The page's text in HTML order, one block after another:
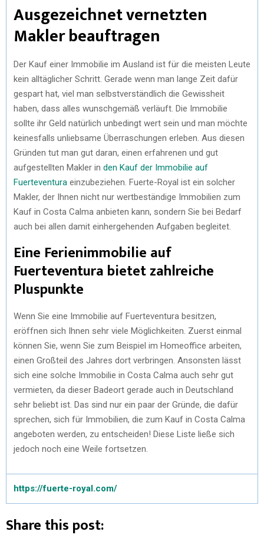
Ausgezeichnet vernetzten
Makler beauftragen
Der Kauf einer Immobilie im Ausland ist für die meisten Leute
kein alltäglicher Schritt. Gerade wenn man lange Zeit dafür
gespart hat, viel man selbstverständlich die Gewissheit
haben, dass alles wunschgemäß verläuft. Die Immobilie
sollte ihr Geld natürlich unbedingt wert sein und man möchte
keinesfalls unliebsame Überraschungen erleben. Aus diesen
Gründen tut man gut daran, einen erfahrenen und gut
aufgestellten Makler in den Kauf der Immobilie auf
Fuerteventura einzubeziehen. Fuerte-Royal ist ein solcher
Makler, der Ihnen nicht nur wertbeständige Immobilien zum
Kauf in Costa Calma anbieten kann, sondern Sie bei Bedarf
auch bei allen damit einhergehenden Aufgaben begleitet.
Eine Ferienimmobilie auf
Fuerteventura bietet zahlreiche
Pluspunkte
Wenn Sie eine Immobilie auf Fuerteventura besitzen,
eröffnen sich Ihnen sehr viele Möglichkeiten. Zuerst einmal
können Sie, wenn Sie zum Beispiel im Homeoffice arbeiten,
einen Großteil des Jahres dort verbringen. Ansonsten lässt
sich eine solche Immobilie in Costa Calma auch sehr gut
vermieten, da dieser Badeort gerade auch in Deutschland
sehr beliebt ist. Das sind nur ein paar der Gründe, die dafür
sprechen, sich für Immobilien, die zum Kauf in Costa Calma
angeboten werden, zu entscheiden! Diese Liste ließe sich
jedoch noch eine Weile fortsetzen.
https://fuerte-royal.com/
Share this post: